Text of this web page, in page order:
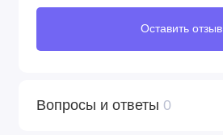
Оставить отзыв
Вопросы и ответы 0